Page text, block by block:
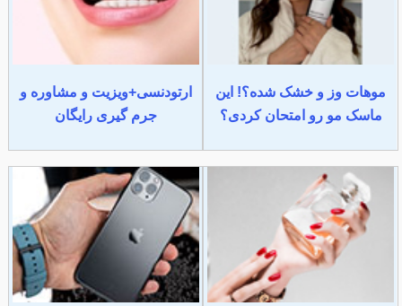
موهات وز و خشک شده؟! این
ماسک مو رو امتحان کردی؟
ارتودنسی+ویزیت و مشاوره و
جرم گیری رایگان